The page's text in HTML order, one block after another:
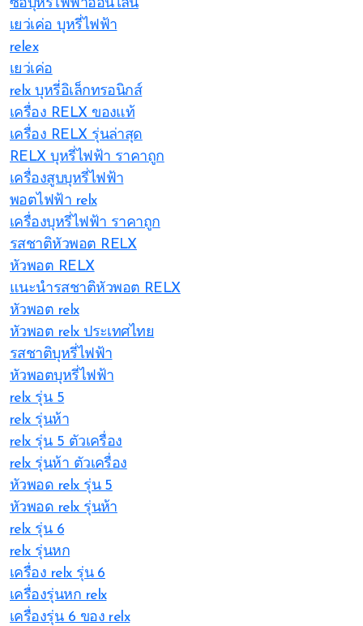
ซื้อบุหรี่ไฟฟ้าออนไลน์
เยว่เค่อ บุหรี่ไฟฟ้า
relex
เยว่เค่อ
relx บุหรี่อิเล็กทรอนิกส์
เครื่อง RELX ของแท้
เครื่อง RELX รุ่นล่าสุด
RELX บุหรี่ไฟฟ้า ราคาถูก
เครื่องสูบบุหรี่ไฟฟ้า
พอตไฟฟ้า relx
เครื่องบุหรี่ไฟฟ้า ราคาถูก
รสชาติหัวพอต RELX
หัวพอต RELX
แนะนำรสชาติหัวพอต RELX
หัวพอต relx
หัวพอต relx ประเทศไทย
รสชาติบุหรี่ไฟฟ้า
หัวพอตบุหรี่ไฟฟ้า
relx รุ่น 5
relx รุ่นห้า
relx รุ่น 5 ตัวเครื่อง
relx รุ่นห้า ตัวเครื่อง
หัวพอด relx รุ่น 5
หัวพอด relx รุ่นห้า
relx รุ่น 6
relx รุ่นหก
เครื่อง relx รุ่น 6
เครื่องรุ่นหก relx
เครื่องรุ่น 6 ของ relx